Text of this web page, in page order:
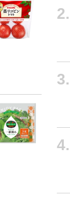
2.
3.
4.